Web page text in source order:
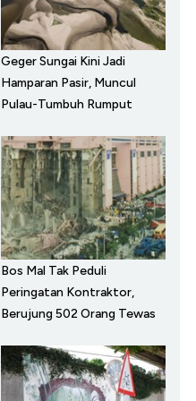
Geger Sungai Kini Jadi
Hamparan Pasir, Muncul
Pulau-Tumbuh Rumput
Bos Mal Tak Peduli
Peringatan Kontraktor,
Berujung 502 Orang Tewas